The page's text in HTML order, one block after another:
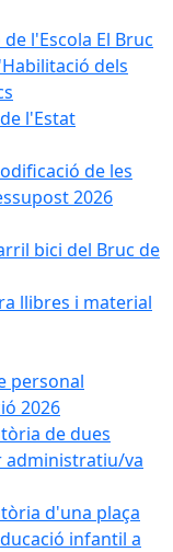
l'Escola El Bruc
dels
l'Estat
de les
2026
bici del Bruc de
llibres i material
personal
2026
de dues
administratiu/va
d'una plaça
infantil a